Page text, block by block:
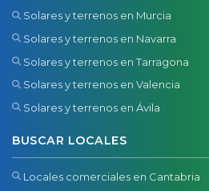
Solares y terrenos en Murcia
Solares y terrenos en Navarra
Solares y terrenos en Tarragona
Solares y terrenos en Valencia
Solares y terrenos en Ávila
BUSCAR LOCALES
Locales comerciales en Cantabria